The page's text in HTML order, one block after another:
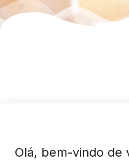
Olá, bem-vindo de